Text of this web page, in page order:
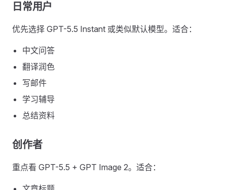
日常用户
优先选择 GPT-5.5 Instant 或类似默认模型。适合：
中文问答
翻译润色
写邮件
学习辅导
总结资料
创作者
重点看 GPT-5.5 + GPT Image 2。适合：